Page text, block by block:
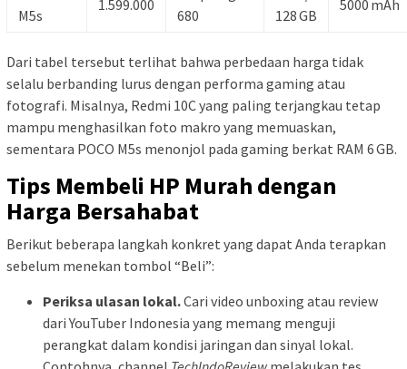
M5s
1.599.000
680
128 GB
5000 mAh
Dari tabel tersebut terlihat bahwa perbedaan harga tidak
selalu berbanding lurus dengan performa gaming atau
fotografi. Misalnya, Redmi 10C yang paling terjangkau tetap
mampu menghasilkan foto makro yang memuaskan,
sementara POCO M5s menonjol pada gaming berkat RAM 6 GB.
Tips Membeli HP Murah dengan
Harga Bersahabat
Berikut beberapa langkah konkret yang dapat Anda terapkan
sebelum menekan tombol “Beli”:
Periksa ulasan lokal.Cari video unboxing atau review
dari YouTuber Indonesia yang memang menguji
perangkat dalam kondisi jaringan dan sinyal lokal.